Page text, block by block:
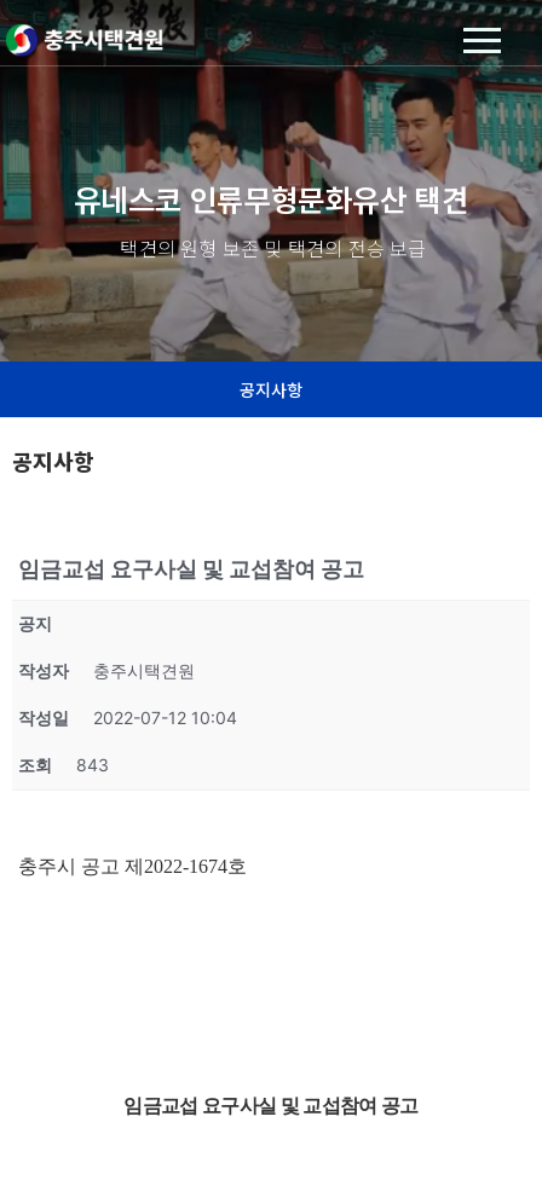
유네스코 인류무형문화유산 택견
택견의 원형 보존 및 택견의 전승 보급
공지사항
공지사항
임금교섭 요구사실 및 교섭참여 공고
공지
작성자 충주시택견원
작성일 2022-07-12 10:04
조회 843
충주시 공고 제 2022-1674호
임금교섭 요구사실 및 교섭참여 공고